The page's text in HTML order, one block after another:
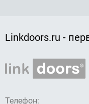
Linkdoors.ru -
Телефон: